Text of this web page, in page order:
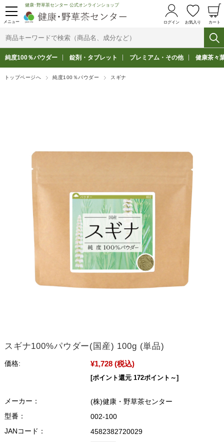
メニュー
健康･野草茶センター 公式オンラインショップ
ログイン お気入り カート
純度100％パウダー 錠剤・タブレット プレミアム・その他 健康茶々
トップページへ 純度100％パウダー スギナ
スギナ100%パウダー(国産) 100g (単品)
価格: ¥1,728 (税込)
[ポイント還元 172ポイント～]
メーカー：
(株)健康・野草茶センター
型番：
002-100
JANコード：
4582382720029